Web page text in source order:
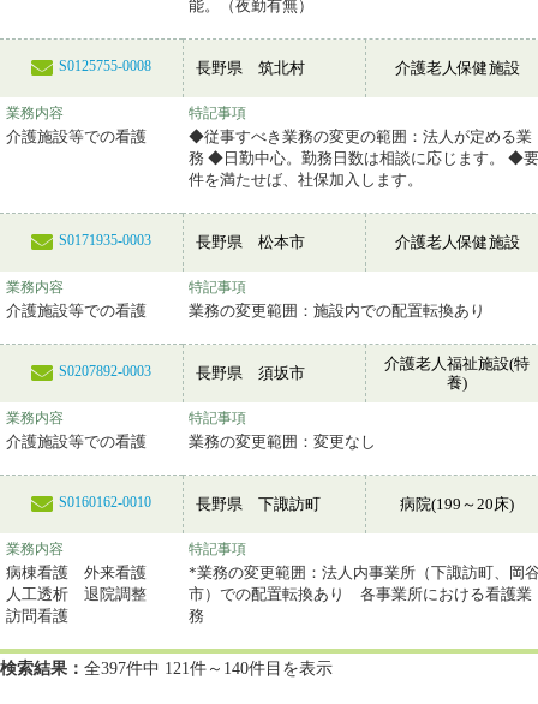
能。（夜勤有無）
S0125755-0008 長野県 筑北村 介護老人保健施設
業務内容
介護施設等での看護
特記事項
◆従事すべき業務の変更の範囲：法人が定める業
務 ◆日勤中心。勤務日数は相談に応じます。 ◆要
件を満たせば、社保加入します。
S0171935-0003 長野県 松本市 介護老人保健施設
業務内容
介護施設等での看護
特記事項
業務の変更範囲：施設内での配置転換あり
S0207892-0003 長野県 須坂市
介護老人福祉施設(特
養)
業務内容
介護施設等での看護
特記事項
業務の変更範囲：変更なし
S0160162-0010 長野県 下諏訪町 病院(199～20床)
業務内容
病棟看護 外来看護
人工透析 退院調整
訪問看護
特記事項
*業務の変更範囲：法人内事業所（下諏訪町、岡
市）での配置転換あり 各事業所における看護業
務
検索結果： 全397件中 121件～140件目を表示